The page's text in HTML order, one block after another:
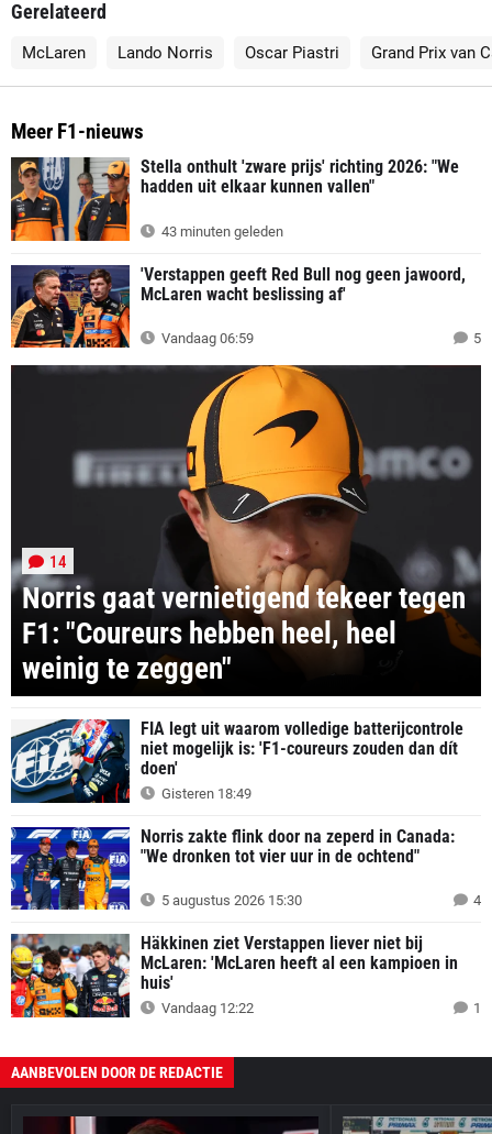
Gerelateerd
McLaren Lando Norris Oscar Piastri Grand Prix van
Meer F1-nieuws
Stella onthult 'zware prijs' richting 2026: "We
hadden uit elkaar kunnen vallen"
43 minuten geleden
'Verstappen geeft Red Bull nog geen jawoord,
McLaren wacht beslissing af'
Vandaag 06:59 5
Norris gaat vernietigend tekeer tegen
F1: "Coureurs hebben heel, heel
weinig te zeggen"
14
FIA legt uit waarom volledige batterijcontrole
niet mogelijk is: 'F1-coureurs zouden dan dít
doen'
Gisteren 18:49
Norris zakte flink door na zeperd in Canada:
"We dronken tot vier uur in de ochtend"
5 augustus 2026 15:30 4
Häkkinen ziet Verstappen liever niet bij
McLaren: 'McLaren heeft al een kampioen in
huis'
Vandaag 12:22 1
AANBEVOLEN DOOR DE REDACTIE